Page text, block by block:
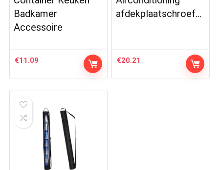
Badkamer
Accessoire
€11.09
afdekplaatschroef…
€20.21